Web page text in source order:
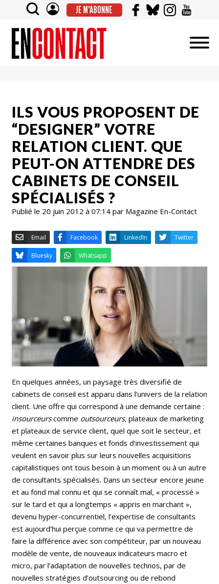
JE M'ABONNE
ILS VOUS PROPOSENT DE
“DESIGNER” VOTRE
RELATION CLIENT. QUE
PEUT-ON ATTENDRE DES
CABINETS DE CONSEIL
SPÉCIALISÉS ?
Publié le 20 juin 2012 à 07:14 par Magazine En-Contact
Facebook
Bluesky Whatsapp
En quelques années, un paysage très diversifié de
cabinets de conseil est apparu dans l’univers de la relation
client. Une offre qui correspond à une demande certaine :
insourceurscomme outsourceurs, plateaux de marketing
et plateaux de service client, quel que soit le secteur, et
même certaines banques et fonds d’investissement qui
veulent en savoir plus sur leurs nouvelles acquisitions
capitalistiques ont tous besoin à un moment ou à un autre
de consultants spécialisés. Dans un secteur encore jeune
et au fond mal connu et qui se connaît mal, « processé »
sur le tard et qui a longtemps « appris en marchant »,
devenu hyper-concurrentiel, l’expertise de consultants
est aujourd’hui perçue comme ce qui va permettre de
faire la différence avec son compétiteur, par un nouveau
modèle de vente, de nouveaux indicateurs macro et
micro, par l’adaptation de nouvelles technos, par de
nouvelles stratégies d’outsourcing ou de rebond